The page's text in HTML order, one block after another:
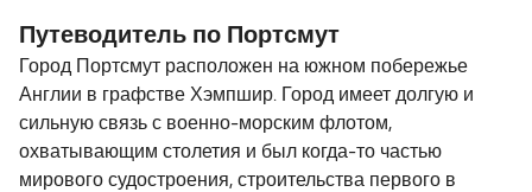
Путеводитель по Портсмут
Город Портсмут расположен на южном побережье
Англии в графстве Хэмпшир. Город имеет долгую и
сильную связь с военно-морским флотом,
охватывающим столетия и был когда-то частью
мирового судостроения, строительства первого в